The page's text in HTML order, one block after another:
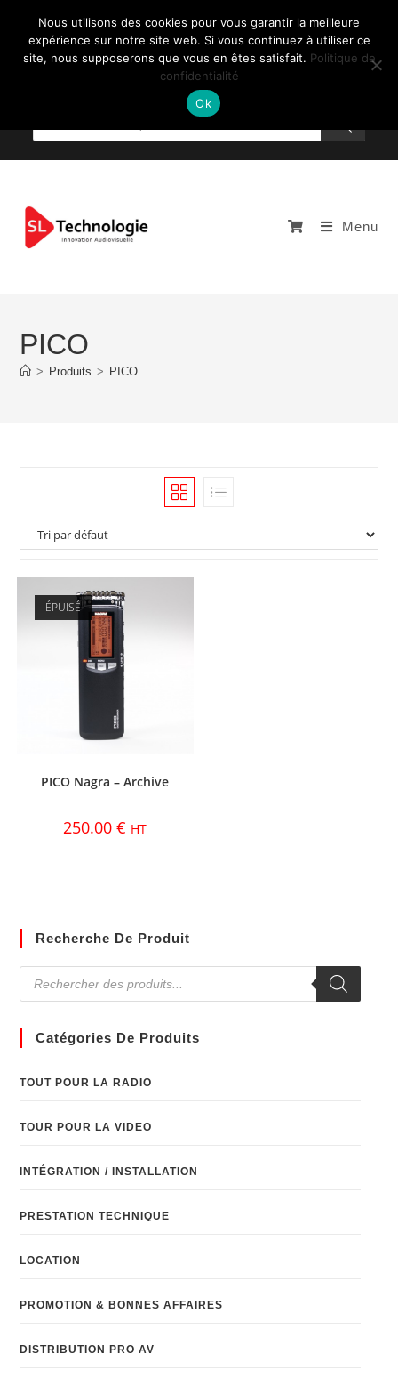
Menu
PICO
> Produits > PICO
ÉPUISÉ
PICO Nagra – Archive
250.00€ HT
Recherche De Produit
Catégories De Produits
TOUT POUR LA RADIO
TOUR POUR LA VIDEO
INTÉGRATION / INSTALLATION
PRESTATION TECHNIQUE
LOCATION
PROMOTION & BONNES AFFAIRES
DISTRIBUTION PRO AV
Nous utilisons des cookies pour vous garantir la meilleure
expérience sur notre site web. Si vous continuez à utiliser ce
site, nous supposerons que vous en êtes satisfait. Politique de
confidentialité
Ok